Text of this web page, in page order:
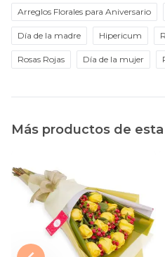
Arreglos Florales para Aniversario
Día de la madre Hipericum
Rosas Rojas Día de la mujer
Más productos de